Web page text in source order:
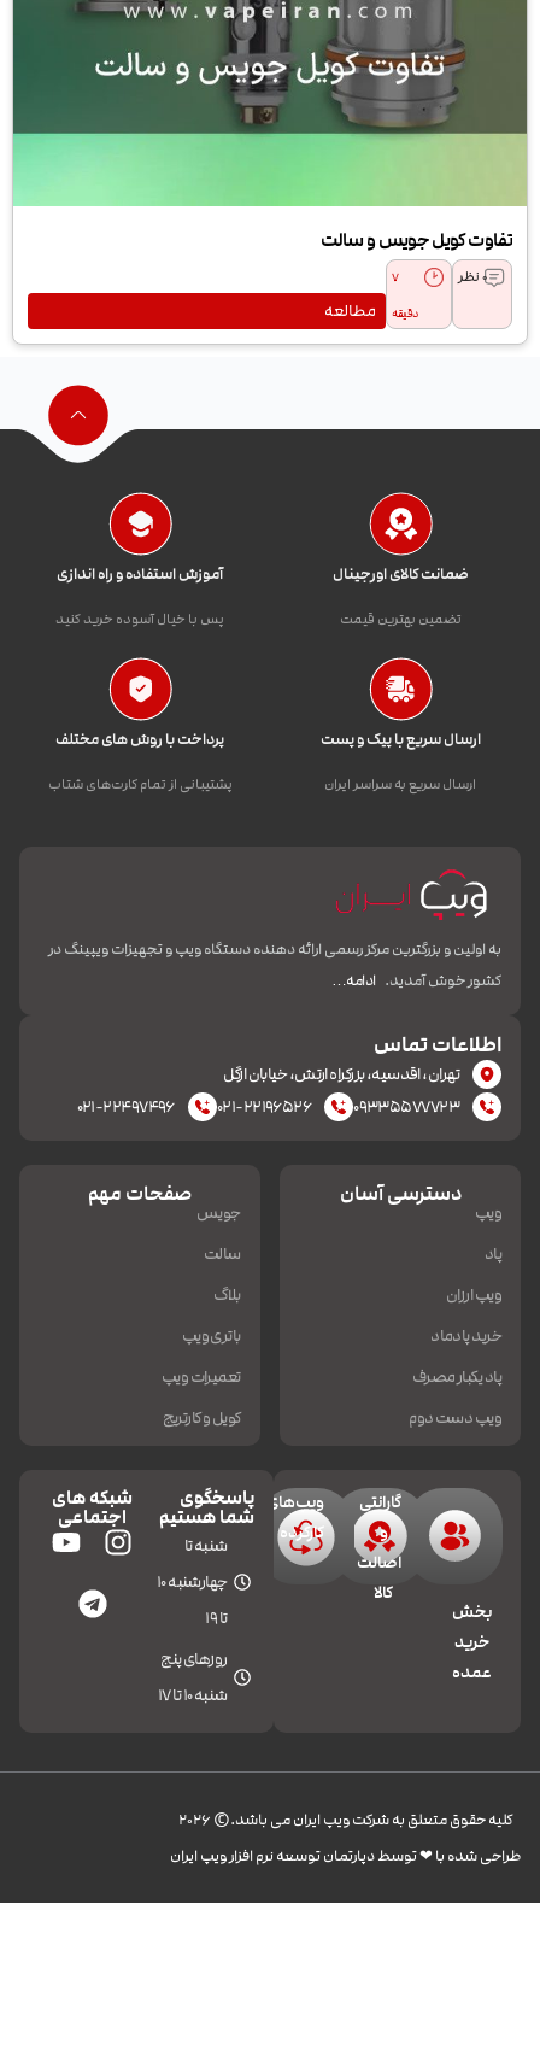
تفاوت کویل جویس و سالت
0 نظر 7
دقیقه مطالعه
ضمانت کالای اورجینال
تضمین بهترین قیمت
آموزش استفاده و راه اندازی
پس با خیال آسوده خرید کنید
ارسال سریع با پیک و پست
ارسال سریع به سراسر ایران
پرداخت با روش های مختلف
پشتیبانی از تمام کارت‌های شتاب
به اولین و بزرگترین مرکز رسمی ارائه دهنده دستگاه ویپ و تجهیزات ویپینگ در
کشور خوش آمدید. ادامه…
اطلاعات تماس
تهران، اقدسیه، بزرکراه ارتش، خیابان ازگل
۰۹۳۳۵۵۷۷۷۲۳
۰۲۱-۲۲۱۹۶۵۲۶ ۰۲۱-۲۲۴۹۷۴۹۶
دسترسی آسان
ویپ
پاد
ویپ ارزان
خرید پادماد
پاد یکبار مصرف
ویپ دست دوم
صفحات مهم
جویس
سالت
بلاگ
باتری ویپ
تعمیرات ویپ
کویل و کارتریج
بخش
خرید
عمده
گارانتی
و
اصالت
کالا
ویپ‌های
کارکرده
پاسخگوی
شما هستیم
شنبه تا
چهارشنبه 10
تا 19
روزهای پنج
شنبه 10 تا 17
شبکه های
اجتماعی
کليه حقوق متعلق به شرکت ویپ ایران می باشد.© 2026
طراحی شده با ❤︎ توسط دپارتمان توسعه نرم افزار ویپ ایران